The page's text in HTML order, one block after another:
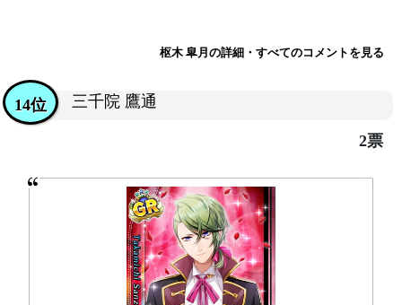
枢木 皐月の詳細・すべてのコメントを見る
三千院 鷹通
14位
2票